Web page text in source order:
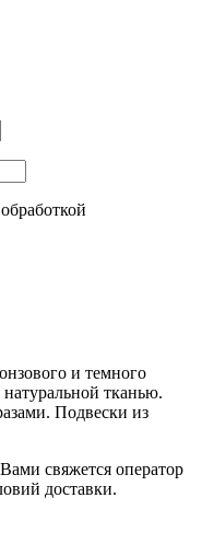
и темного
тканью.
Подвески из
свяжется оператор
доставки.